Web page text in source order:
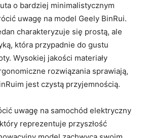
o bardziej minimalistycznym
uwagę‌ na model Geely ‍BinRui.
charakteryzuje ‍się prostą, ale
‌która przypadnie do gustu
Wysokiej jakości materiały
rozwiązania sprawiają,
⁤jest czystą przyjemnością.
uwagę na samochód elektryczny
reprezentuje przyszłość​